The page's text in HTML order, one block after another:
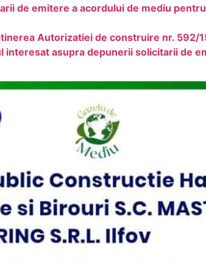
de emitere a acordului de mediu
Autorizatiei de construire nr. 592/
interesat asupra depunerii solicitarii de